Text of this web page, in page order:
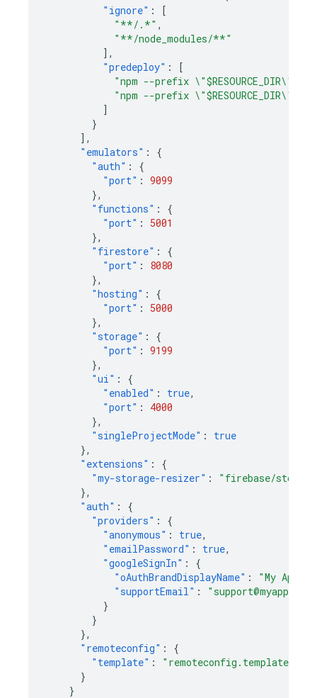
"ignore" :
[
"**/.*" ,
"**/node_modules/**"
],
"predeploy" :
[
"npm --prefix \"$RESOURCE_DIR\"
"npm --prefix \"$RESOURCE_DIR\"
]
}
],
"emulators" :
{
"auth" :
{
"port" : 9099
},
"functions" :
{
"port" :
5001
},
"firestore" :
{
"port" :
8080
},
"hosting" :
{
"port" :
5000
},
"storage" :
{
"port" : 9199
},
"ui" :
{
"enabled" : true,
"port" :
4000
},
"singleProjectMode" :
true
},
"extensions" :
{
"my-storage-resizer" :
"firebase/
},
"auth" :
{
"providers" :
{
"anonymous" : true,
"emailPassword" : true,
"googleSignIn" :
{
"oAuthBrandDisplayName" : "My App"
"supportEmail" :
}
}
},
"remoteconfig" :
{
"template" :
}
}